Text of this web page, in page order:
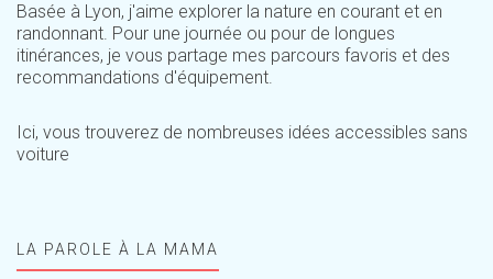
Basée à Lyon, j'aime explorer la nature en courant et en
randonnant. Pour une journée ou pour de longues
itinérances, je vous partage mes parcours favoris et des
recommandations d'équipement.
Ici, vous trouverez de nombreuses idées accessibles sans
voiture
LA PAROLE À LA MAMA